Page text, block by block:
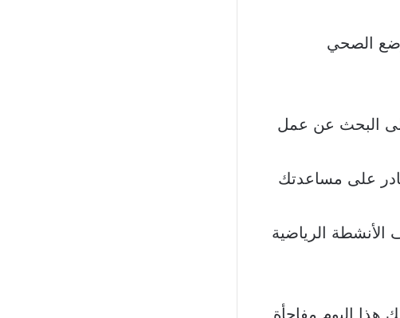
الصحي
البحث عن عمل
على مساعدتك
الرياضية
هذا اليوم مفاجأة